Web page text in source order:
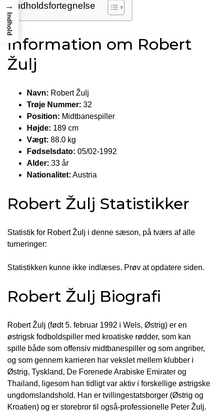
Indholdsfortegnelse
Information om Robert
Žulj
Navn: Robert Žulj
Trøje Nummer: 32
Position: Midtbanespiller
Højde: 189 cm
Vægt: 88.0 kg
Fødselsdato: 05/02-1992
Alder: 33 år
Nationalitet: Austria
Robert Žulj Statistikker
Statistik for Robert Žulj i denne sæson, på tværs af alle
turneringer:
Statistikken kunne ikke indlæses. Prøv at opdatere siden.
Robert Žulj Biografi
Robert Žulj (født 5. februar 1992 i Wels, Østrig) er en
østrigsk fodboldspiller med kroatiske rødder, som kan
spille både som offensiv midtbanespiller og som angriber,
og som gennem karrieren har vekslet mellem klubber i
Østrig, Tyskland, De Forenede Arabiske Emirater og
Thailand, ligesom han tidligt var aktiv i forskellige østrigske
ungdomslandshold. Han er tvillingestatsborger (Østrig og
Kroatien) og er storebror til også-professionelle Peter Žulj.
→
Indhold